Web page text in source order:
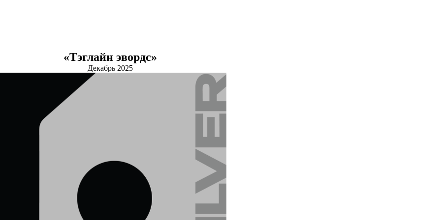
«Тэглайн эвордс»
Декабрь 2025